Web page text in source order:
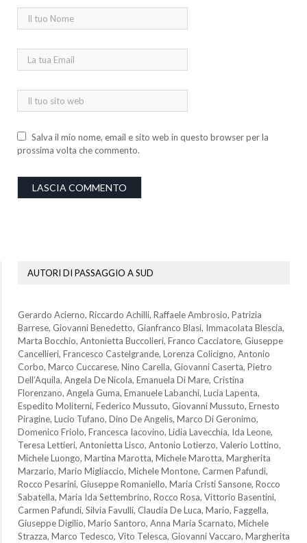
Salva il mio nome, email e sito web in questo browser per la
prossima volta che commento.
AUTORI DI PASSAGGIO A SUD
Gerardo Acierno, Riccardo Achilli, Raffaele Ambrosio, Patrizia
Barrese, Giovanni Benedetto, Gianfranco Blasi, Immacolata Blescia,
Marta Bocchio, Antonietta Buccolieri, Franco Cacciatore, Giuseppe
Cancellieri, Francesco Castelgrande, Lorenza Colicigno, Antonio
Corbo, Marco Cuccarese, Nino Carella, Giovanni Caserta, Pietro
Dell’Aquila, Angela De Nicola, Emanuela Di Mare, Cristina
Florenzano, Angela Guma, Emanuele Labanchi, Lucia Lapenta,
Espedito Moliterni, Federico Mussuto, Giovanni Mussuto, Ernesto
Piragine, Lucio Tufano, Dino De Angelis, Marco Di Geronimo,
Domenico Friolo, Francesca Iacovino, Lidia Lavecchia, Ida Leone,
Teresa Lettieri, Antonietta Lisco, Antonio Lotierzo, Valerio Lottino,
Michele Luongo, Martina Marotta, Michele Marotta, Margherita
Marzario, Mario Migliaccio, Michele Montone, Carmen Pafundi,
Rocco Pesarini, Giuseppe Romaniello, Maria Cristi Sansone, Rocco
Sabatella, Maria Ida Settembrino, Rocco Rosa, Vittorio Basentini,
Carmen Pafundi, Silvia Favulli, Claudia De Luca, Mario, Faggella,
Giuseppe Digilio, Mario Santoro, Anna Maria Scarnato, Michele
Strazza, Marco Tedesco, Vito Telesca, Giovanni Vaccaro, Margherita